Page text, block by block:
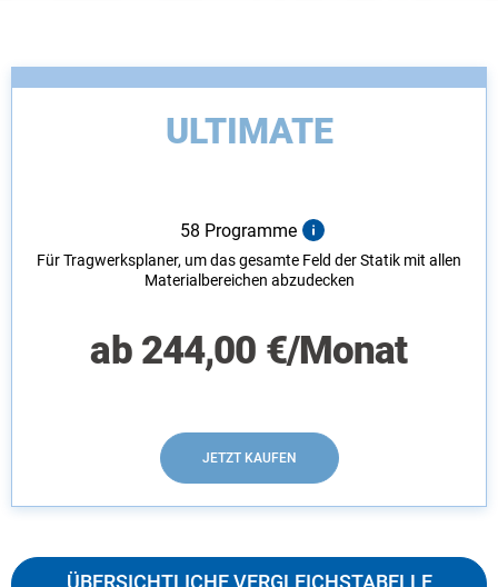
ULTIMATE
58 Programme
Für Tragwerksplaner, um das gesamte Feld der Statik mit allen
Materialbereichen abzudecken
ab 244,00 €/Monat
JETZT KAUFEN
ÜBERSICHTLICHE VERGLEICHSTABELLE